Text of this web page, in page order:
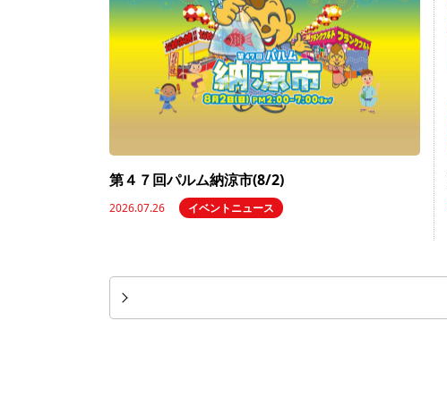
第４７回パルム納涼市(8/2)
2026.07.26 イベントニュース